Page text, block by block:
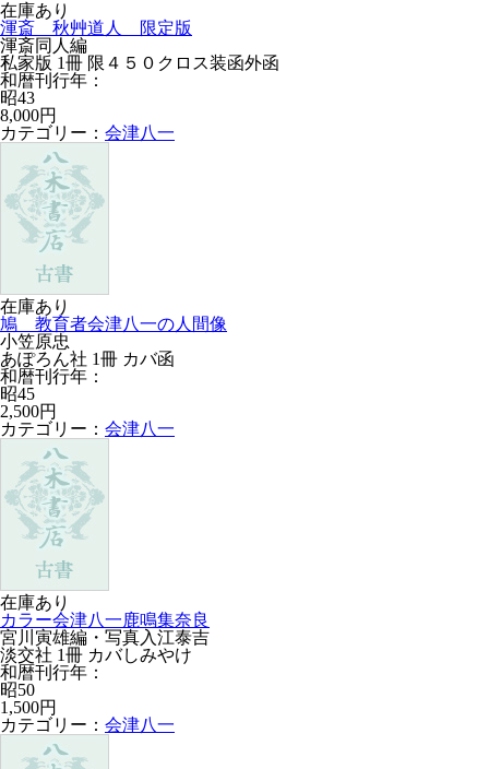
在庫あり
渾斎 秋艸道人 限定版
渾斎同人編
私家版 1冊 限４５０クロス装函外函
和暦刊行年：
昭43
8,000円
カテゴリー： 会津八一
在庫あり
鳩 教育者会津八一の人間像
小笠原忠
あぽろん社 1冊 カバ函
和暦刊行年：
昭45
2,500円
カテゴリー： 会津八一
在庫あり
カラー会津八一鹿鳴集奈良
宮川寅雄編・写真入江泰吉
淡交社 1冊 カバしみやけ
和暦刊行年：
昭50
1,500円
カテゴリー： 会津八一